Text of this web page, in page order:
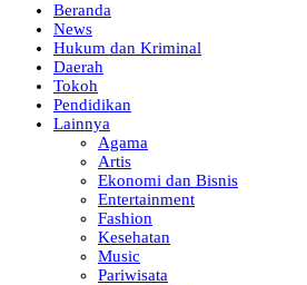
Beranda
News
Hukum dan Kriminal
Daerah
Tokoh
Pendidikan
Lainnya
Agama
Artis
Ekonomi dan Bisnis
Entertainment
Fashion
Kesehatan
Music
Pariwisata